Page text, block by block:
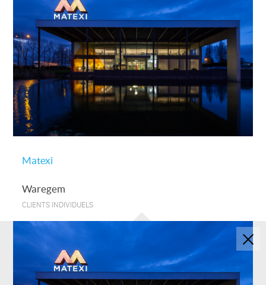
Matexi
Waregem
CLIENTS INDIVIDUELS